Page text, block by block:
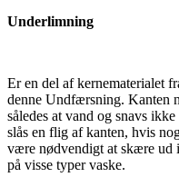
Underlimning
Er en del af kernematerialet
denne Undfærsning. Kanten
således at vand og snavs
slås en flig af kanten, hvis
være nødvendigt at skære ud
på visse typer vaske.